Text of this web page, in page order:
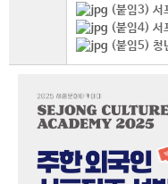
(붙임3) 서
(붙임4) 서
(붙임5) 청